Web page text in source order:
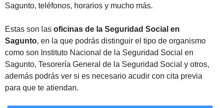
Sagunto, teléfonos, horarios y mucho más.
Estas son las oficinas de la Seguridad Social en
Sagunto, en la que podrás distinguir el tipo de organismo
como son Instituto Nacional de la Seguridad Social en
Sagunto, Tesorería General de la Seguridad Social y otros,
además podrás ver si es necesario acudir con cita previa
para que te atiendan.